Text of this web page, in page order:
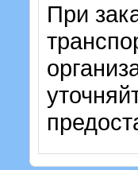
При